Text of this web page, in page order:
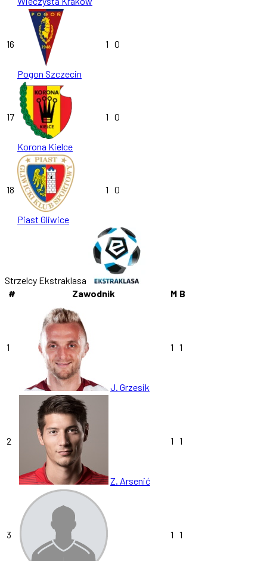
16
Pogon Szczecin
1 0
17
Korona Kielce
1 0
18
Piast Gliwice
1 0
Strzelcy Ekstraklasa
#
Zawodnik M B
1
J. Grzesik
1 1
2
Z. Arsenić
1 1
3 1 1